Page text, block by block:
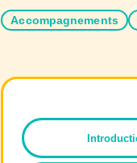
Accompagnements